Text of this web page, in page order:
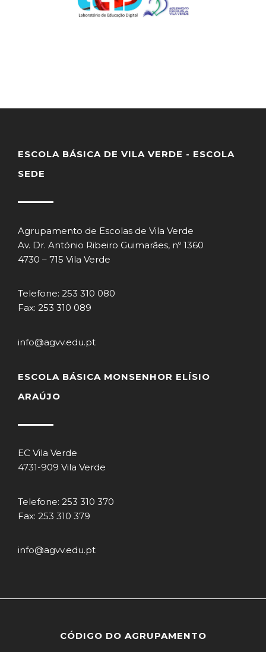
ESCOLA BÁSICA DE VILA VERDE - ESCOLA
SEDE
Agrupamento de Escolas de Vila Verde
Av. Dr. António Ribeiro Guimarães, nº 1360
4730 – 715 Vila Verde
Telefone: 253 310 080
Fax: 253 310 089
info@agvv.edu.pt
ESCOLA BÁSICA MONSENHOR ELÍSIO
ARAÚJO
EC Vila Verde
4731-909 Vila Verde
Telefone: 253 310 370
Fax: 253 310 379
info@agvv.edu.pt
CÓDIGO DO AGRUPAMENTO